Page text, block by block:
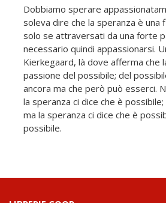
Dobbiamo sperare
soleva dire che la speranza è una
solo se attraversati da una forte
necessario quindi appassionarsi.
Kierkegaard, là dove afferma che
passione del possibile; del
ancora ma che però può esserci.
la speranza ci dice che è
ma la speranza ci dice che è
possibile.